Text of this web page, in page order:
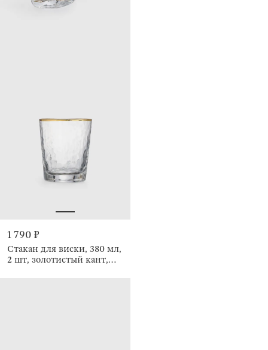
1 790 ₽
Стакан для виски, 380 мл,
2 шт, золотистый кант,